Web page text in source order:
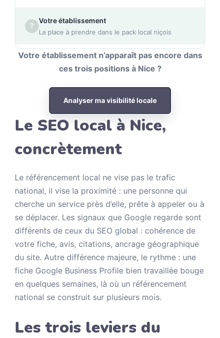
?
Votre établissement
La place à prendre dans le pack local niçois
Votre établissement n’apparaît pas encore dans
ces trois positions à Nice ?
Analyser ma visibilité locale
Le SEO local à Nice,
concrètement
Le référencement local ne vise pas le trafic
national, il vise la proximité : une personne qui
cherche un service près d’elle, prête à appeler ou à
se déplacer. Les signaux que Google regarde sont
différents de ceux du SEO global : cohérence de
votre fiche, avis, citations, ancrage géographique
du site. Autre différence majeure, le rythme : une
fiche Google Business Profile bien travaillée bouge
en quelques semaines, là où un référencement
national se construit sur plusieurs mois.
Les trois leviers du